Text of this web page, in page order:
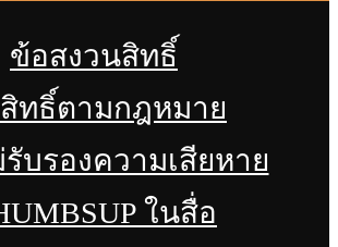
ข้อสงวนสิทธิ์
ทธิ์ตามกฎหมาย
บรองความเสียหาย
ในสื่อ